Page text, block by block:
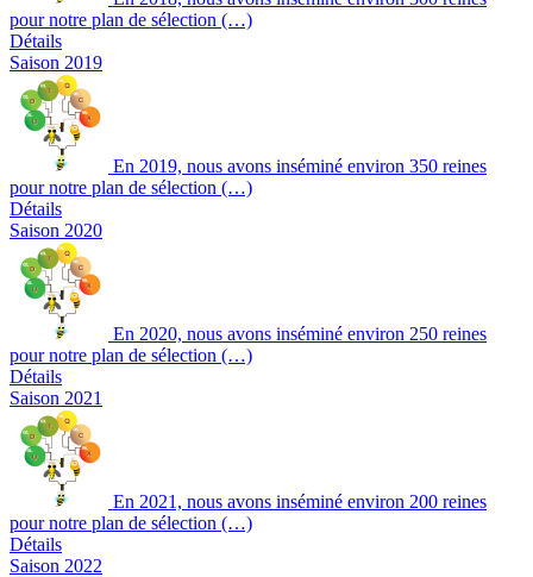
pour notre plan de sélection (…)
Détails
Saison 2019
En 2019, nous avons inséminé environ 350 reines
pour notre plan de sélection (…)
Détails
Saison 2020
En 2020, nous avons inséminé environ 250 reines
pour notre plan de sélection (…)
Détails
Saison 2021
En 2021, nous avons inséminé environ 200 reines
pour notre plan de sélection (…)
Détails
Saison 2022